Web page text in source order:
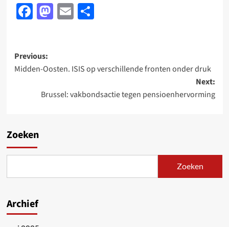
Facebook
Mastodon
EmailDelen
Post
navigation
Previous:
Midden-Oosten. ISIS op verschillende fronten onder druk
Next:
Brussel: vakbondsactie tegen pensioenhervorming
Zoeken
Zoeken
Archief